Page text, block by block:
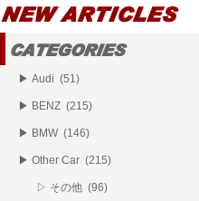
▶ Audi (51)
▶ BENZ (215)
▶ BMW (146)
▶ Other Car (215)
▷ その他 (96)